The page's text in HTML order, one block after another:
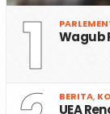
1 Wagub
BERITA,
UEA